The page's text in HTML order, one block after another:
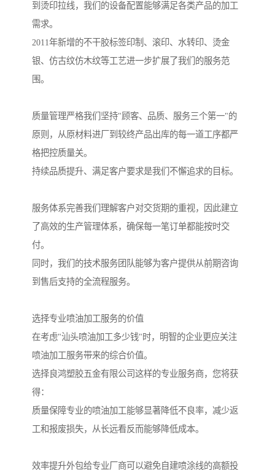
到烫印拉线，我们的设备配置能够满足各类产品的加工
需求。
2011年新增的不干胶标签印制、滚印、水转印、烫金
银、仿古纹仿木纹等工艺进一步扩展了我们的服务范
围。
质量管理严格我们坚持"顾客、品质、服务三个第一"的
原则，从原材料进厂到较终产品出库的每一道工序都严
格把控质量关。
持续品质提升、满足客户要求是我们不懈追求的目标。
服务体系完善我们理解客户对交货期的重视，因此建立
了高效的生产管理体系，确保每一笔订单都能按时交
付。
同时，我们的技术服务团队能够为客户提供从前期咨询
到售后支持的全流程服务。
选择专业喷油加工服务的价值
在考虑"汕头喷油加工多少钱"时，明智的企业更应关注
喷油加工服务带来的综合价值。
选择良鸿塑胶五金有限公司这样的专业服务商，您将获
得：
质量保障专业的喷油加工能够显著降低不良率，减少返
工和报废损失，从长远看反而能够降低成本。
效率提升外包给专业厂商可以避免自建喷涂线的高额投